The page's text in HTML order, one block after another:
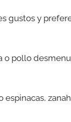
gustos y
o pollo
espinacas,